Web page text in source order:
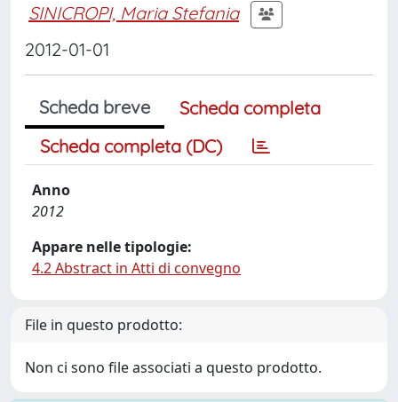
SINICROPI, Maria Stefania
2012-01-01
Scheda breve
Scheda completa
Scheda completa (DC)
Anno
2012
Appare nelle tipologie:
4.2 Abstract in Atti di convegno
File in questo prodotto:
Non ci sono file associati a questo prodotto.